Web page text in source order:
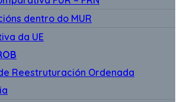
dentro do MUR
da UE
Reestruturación Ordenada